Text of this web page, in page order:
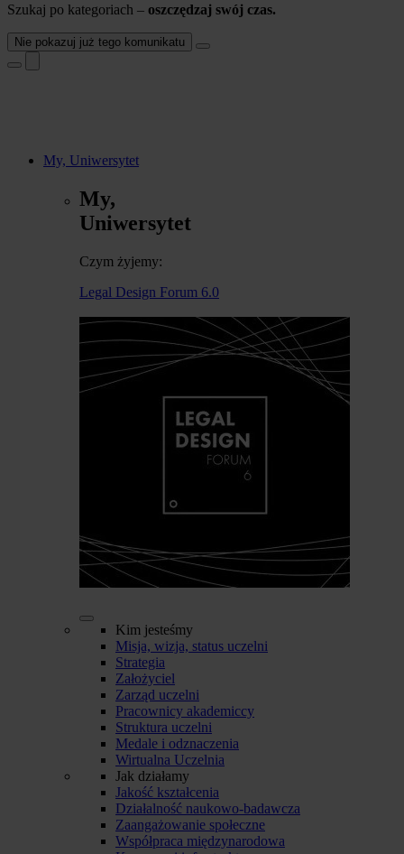
Szukaj po kategoriach – oszczędzaj swój czas.
Nie pokazuj już tego komunikatu
My, Uniwersytet
My,
Uniwersytet
Czym żyjemy:
Legal Design Forum 6.0
Kim jesteśmy
Misja, wizja, status uczelni
Strategia
Założyciel
Zarząd uczelni
Pracownicy akademiccy
Struktura uczelni
Medale i odznaczenia
Wirtualna Uczelnia
Jak działamy
Jakość kształcenia
Działalność naukowo-badawcza
Zaangażowanie społeczne
Współpraca międzynarodowa